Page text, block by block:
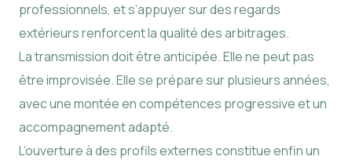
professionnels, et s’appuyer sur des regards
extérieurs renforcent la qualité des arbitrages.
La transmission doit être anticipée. Elle ne peut pas
être improvisée. Elle se prépare sur plusieurs années,
avec une montée en compétences progressive et un
accompagnement adapté.
L’ouverture à des profils externes constitue enfin un